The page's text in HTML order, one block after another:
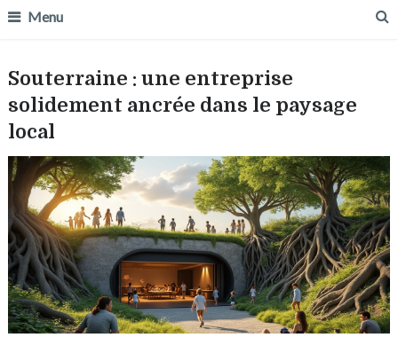
Menu
Souterraine : une entreprise
solidement ancrée dans le paysage
local